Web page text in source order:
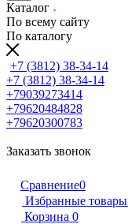
Каталог
По всему сайту
По каталогу
+7 (3812) 38-34-14
+7 (3812) 38-34-14
+79039273414
+79620484828
+79620300783
Заказать звонок
Сравнение0
Избранные товары
Корзина 0